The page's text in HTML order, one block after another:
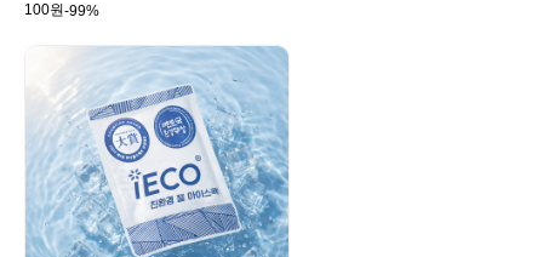
100원-99%